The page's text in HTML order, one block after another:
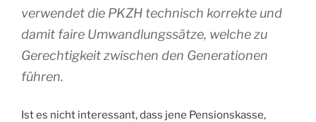
verwendet die PKZH technisch korrekte und
damit faire Umwandlungssätze, welche zu
Gerechtigkeit zwischen den Generationen
führen.
Ist es nicht interessant, dass jene Pensionskasse,